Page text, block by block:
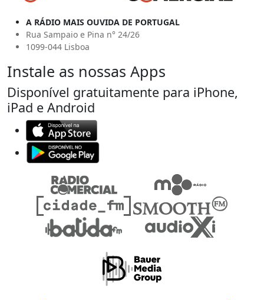
A RÁDIO MAIS OUVIDA DE PORTUGAL
Rua Sampaio e Pina n° 24/26
1099-044 Lisboa
Instale as nossas Apps
Disponível gratuitamente para iPhone,
iPad e Android